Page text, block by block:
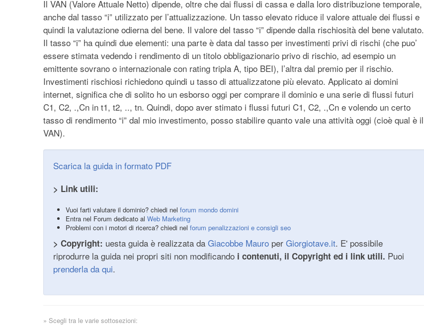
Il VAN (Valore Attuale Netto) dipende, oltre che dai flussi di cassa e dalla loro distribuzione temporale,
anche dal tasso “i” utilizzato per l’attualizzazione. Un tasso elevato riduce il valore attuale dei flussi e
quindi la valutazione odierna del bene. Il valore del tasso “i” dipende dalla rischiosità del bene valutato.
Il tasso “i” ha quindi due elementi: una parte è data dal tasso per investimenti privi di rischi (che puo’
essere stimata vedendo i rendimento di un titolo obbligazionario privo di rischio, ad esempio un
emittente sovrano o internazionale con rating tripla A, tipo BEI), l’altra dal premio per il rischio.
Investimenti rischiosi richiedono quindi u tasso di attualizzatone più elevato. Applicato ai domini
internet, significa che di solito ho un esborso oggi per comprare il dominio e una serie di flussi futuri
C1, C2, .,Cn in t1, t2, .., tn. Quindi, dopo aver stimato i flussi futuri C1, C2, .,Cn e volendo un certo
tasso di rendimento “i” dal mio investimento, posso stabilire quanto vale una attività oggi (cioè qual è il
VAN).
Scarica la guida in formato PDF
> Link utili:
Vuoi farti valutare il dominio? chiedi nel forum mondo domini
Entra nel Forum dedicato al Web Marketing
Problemi con i motori di ricerca? chiedi nel forum penalizzazioni e consigli seo
> Copyright: uesta guida è realizzata da Giacobbe Mauro per Giorgiotave.it. E' possibile
riprodurre la guida nei propri siti non modificando i contenuti, il Copyright ed i link utili. Puoi
prenderla da qui.
» Scegli tra le varie sottosezioni: